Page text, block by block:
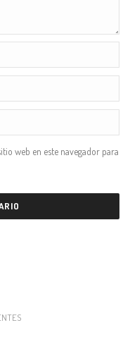
web en este navegador para